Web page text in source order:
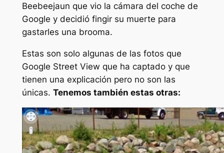
Beebeejaun que vio la cámara del coche de
Google y decidió fingir su muerte para
gastarles una brooma.
Estas son solo algunas de las fotos que
Google Street View que ha captado y que
tienen una explicación pero no son las
únicas. Tenemos también estas otras: